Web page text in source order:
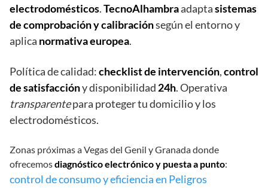
electrodomésticos.TecnoAlhambraadaptasistemas
de comprobación y calibraciónsegún el entorno y
aplica normativa europea.
Política de calidad:checklist de intervención,control
de satisfaccióny disponibilidad 24h. Operativa
transparentepara proteger tu domicilio y los
electrodomésticos.
Zonas próximas a Vegas del Genil y Granada donde
ofrecemosdiagnóstico electrónico y puesta a punto:
control de consumo y eficiencia en Peligros